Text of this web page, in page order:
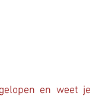
en weet je